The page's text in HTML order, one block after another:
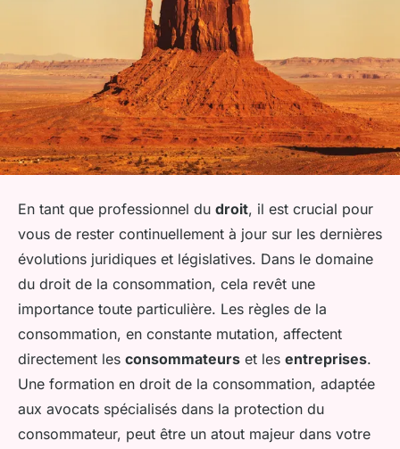
En tant que professionnel du droit, il est crucial pour
vous de rester continuellement à jour sur les dernières
évolutions juridiques et législatives. Dans le domaine
du droit de la consommation, cela revêt une
importance toute particulière. Les règles de la
consommation, en constante mutation, affectent
directement les consommateurs et les entreprises.
Une formation en droit de la consommation, adaptée
aux avocats spécialisés dans la protection du
consommateur, peut être un atout majeur dans votre